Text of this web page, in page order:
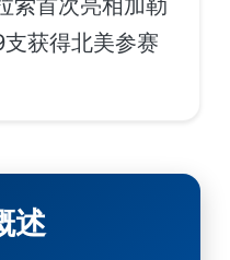
索首次亮相加勒
获得北美参赛
述